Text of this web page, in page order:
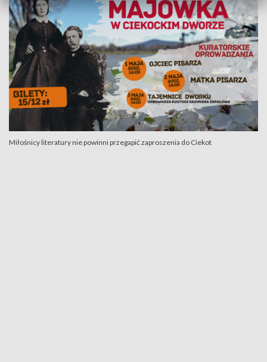
Miłośnicy literatury nie powinni przegapić zaproszenia do Ciekot